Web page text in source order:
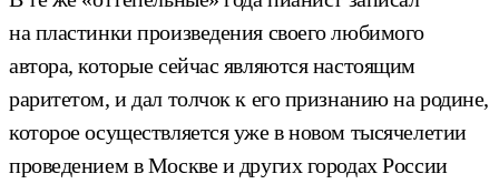
на пластинки произведения своего любимого
автора, которые сейчас являются настоящим
раритетом, и дал толчок к его признанию на родине,
которое осуществляется уже в новом тысячелетии
проведением в Москве и других городах России